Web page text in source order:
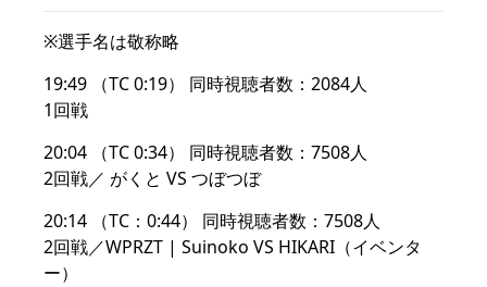
※選手名は敬称略
19:49 （TC 0:19） 同時視聴者数：2084人
1回戦
20:04 （TC 0:34） 同時視聴者数：7508人
2回戦／ がくと VS つぼつぼ
20:14 （TC：0:44） 同時視聴者数：7508人
2回戦／WPRZT | Suinoko VS HIKARI（イベンタ
ー）